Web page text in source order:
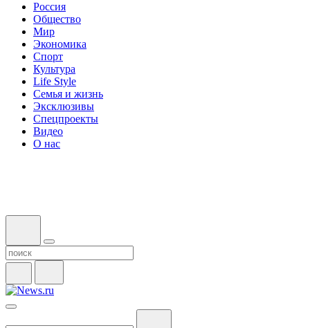
Россия
Общество
Мир
Экономика
Спорт
Культура
Life Style
Семья и жизнь
Эксклюзивы
Спецпроекты
Видео
О нас